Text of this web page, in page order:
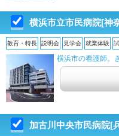
横浜市立市民病院[神
教育・特長 説明会 見学会 就業体験
横浜市の看護師。
加古川中央市民病院[